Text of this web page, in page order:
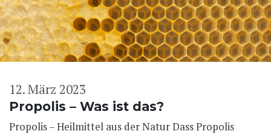
Propolis – Was ist das?
12. März 2023
Propolis – Heilmittel aus der Natur Dass Propolis